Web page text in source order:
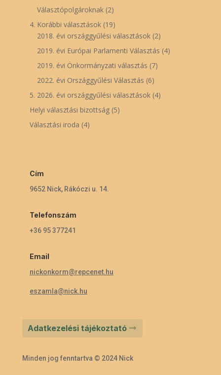
Választópolgároknak(2)
4. Korábbi választások(19)
2018. évi országgyűlési választások(2)
2019. évi Európai Parlamenti Választás (4)
2019. évi Önkormányzati választás (7)
2022. évi Országgyűlési Választás (6)
5. 2026. évi országgyűlési választások(4)
Helyi választási bizottság(5)
Választási iroda (4)
Cím
9652 Nick, Rákóczi u. 14.
Telefonszám
+36 95 377241
Email
nickonkorm@repcenet.hu
eszamla@nick.hu
Adatkezelési tájékoztató
Minden jog fenntartva © 2024 Nick